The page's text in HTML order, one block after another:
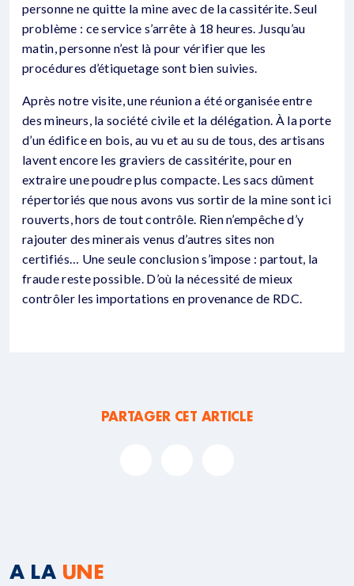
personne ne quitte la mine avec de la cassitérite. Seul
problème : ce service s’arrête à 18 heures. Jusqu’au
matin, personne n’est là pour vérifier que les
procédures d’étiquetage sont bien suivies.
Après notre visite, une réunion a été organisée entre
des mineurs, la société civile et la délégation. À la porte
d’un édifice en bois, au vu et au su de tous, des artisans
lavent encore les graviers de cassitérite, pour en
extraire une poudre plus compacte. Les sacs dûment
répertoriés que nous avons vus sortir de la mine sont ici
rouverts, hors de tout contrôle. Rien n’empêche d’y
rajouter des minerais venus d’autres sites non
certifiés… Une seule conclusion s’impose : partout, la
fraude reste possible. D’où la nécessité de mieux
contrôler les importations en provenance de RDC.
PARTAGER CET ARTICLE
A LA UNE